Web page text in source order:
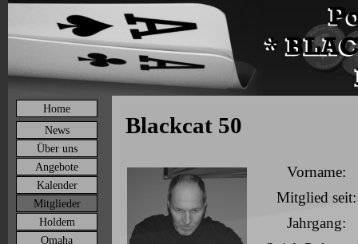
Home
News
Über uns
Angebote
Kalender
Mitglieder
Holdem
Omaha
Blackcat 50
Vorname:
Mitglied seit:
Jahrgang: